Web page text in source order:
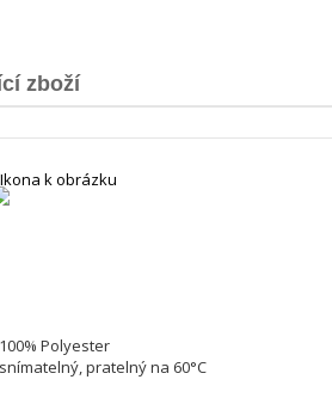
zboží
Polyester
pratelný na 60°C